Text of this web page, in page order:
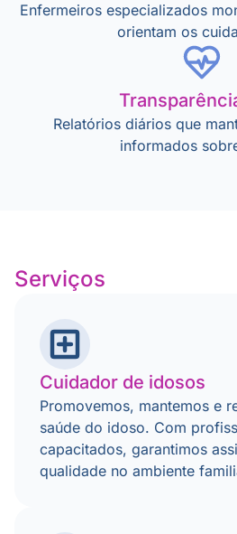
Enfermeiros especializados
orientam os
Relatórios diários que
informados
Serviços
Cuidador de idosos
Promovemos, mantemos e
saúde do idoso. Com
capacitados, garantimos
qualidade no ambiente